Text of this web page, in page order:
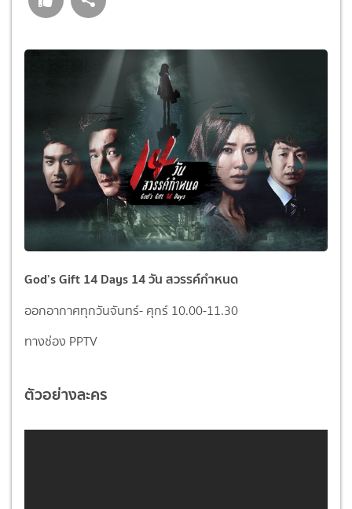
God’s Gift 14 Days 14 วัน สวรรค์กำหนด
ออกอากาศทุกวันจันทร์- ศุกร์ 10.00-11.30
ทางช่อง PPTV
ตัวอย่างละคร